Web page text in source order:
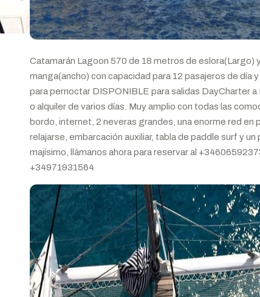
Catamarán Lagoon 570 de 18 metros de eslora(Largo)
manga(ancho) con capacidad para 12 pasajeros de día
para pernoctar DISPONIBLE para salidas DayCharter
o alquiler de varios días. Muy amplio con todas las
bordo, internet, 2 neveras grandes, una enorme red en
relajarse, embarcación auxiliar, tabla de paddle surf y un
majísimo, llámanos ahora para reservar al
+34971931564